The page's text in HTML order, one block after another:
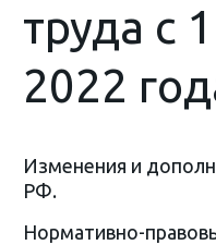
труда с
2022
Изменения и
РФ.
Нормативно-